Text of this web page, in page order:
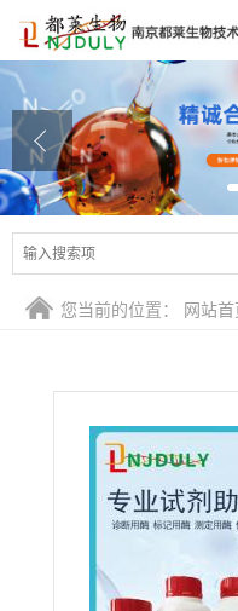
公司首页
公司介绍
公司动态
产品展厅
证书荣誉
您当前的位置： 网站首